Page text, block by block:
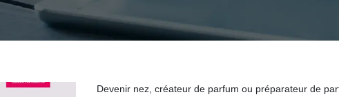
Devenir nez, créateur de parfum ou préparateur de